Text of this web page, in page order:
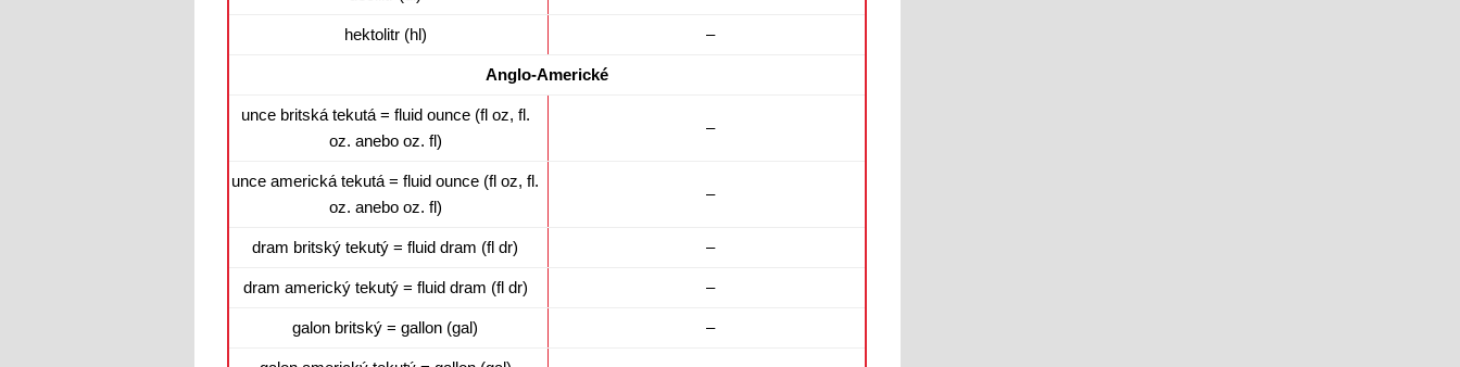
hektolitr (hl) –
Anglo-Americké
unce britská tekutá = fluid ounce (fl oz, fl.
oz. anebo oz. fl)
–
unce americká tekutá = fluid ounce (fl oz, fl.
oz. anebo oz. fl)
–
dram britský tekutý = fluid dram (fl dr) –
dram americký tekutý = fluid dram (fl dr) –
galon britský = gallon (gal) –